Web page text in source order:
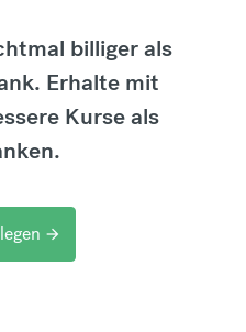
billiger als
Erhalte mit
Kurse als
arrow_forward